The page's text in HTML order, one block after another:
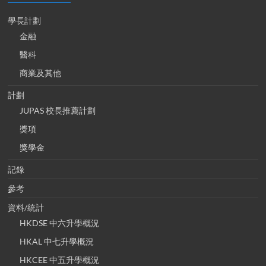
學長計劃
金融
醫科
商業及其他
計劃
JUPAS 校長推薦計劃
獎項
獎學金
記錄
參考
資料/統計
HKDSE 中六升學概況
HKAL 中七升學概況
HKCEE 中五升學概況